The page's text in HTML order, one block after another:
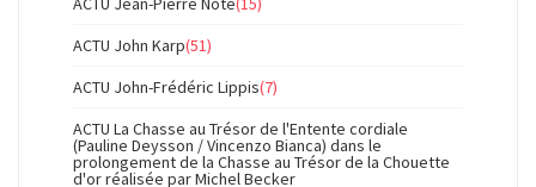
ACTU John Karp(51)
ACTU John-Frédéric Lippis(7)
ACTU La Chasse au Trésor de l'Entente cordiale
(Pauline Deysson / Vincenzo Bianca) dans le
prolongement de la Chasse au Trésor de la Chouette
d'or réalisée par Michel Becker